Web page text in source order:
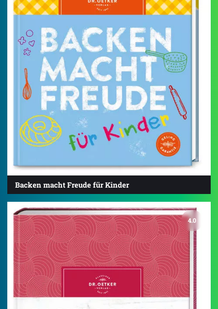
Backen macht Freude für Kinder
4.0